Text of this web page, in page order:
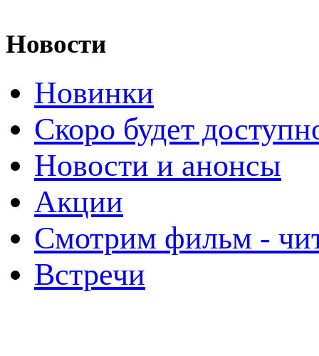
Новости
Новинки
Скоро будет
Новости и анонсы
Акции
Смотрим фильм -
Встречи